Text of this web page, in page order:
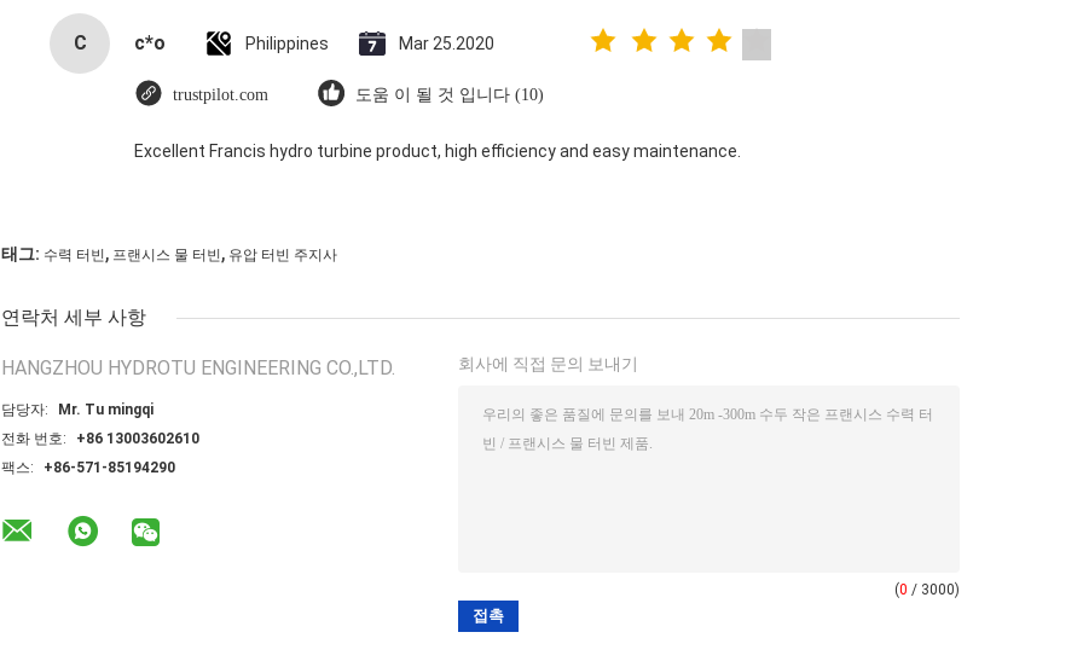
C c*o Philippines Mar 25.2020
trustpilot.com 도움 이 될 것 입니다 (10)
Excellent Francis hydro turbine product, high efficiency and easy maintenance.
태그: 수력 터빈 , 프랜시스 물 터빈 , 유압 터빈 주지사
연락처 세부 사항
HANGZHOU HYDROTU ENGINEERING CO.,LTD.
담당자:
Mr. Tu mingqi
전화 번호:
+86 13003602610
팩스:
+86-571-85194290
회사에 직접 문의 보내기
(0 / 3000)